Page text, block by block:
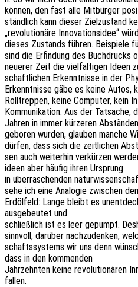
können, den fast alle Mitbür­ger
ständ­lich kann dieser Ziel­zu­stand
„revo­lu­tio­nä­re Inno­va­ti­ons­idee“
dieses Zustands führen. Beispie­le
sind die Erfin­dung des Buch­drucks
neue­rer Zeit die viel­fäl­ti­gen Ideen
schaft­li­chen Erkennt­nis­se in der
Erkennt­nis­se gäbe es keine Autos,
Roll­trep­pen, keine Compu­ter, kein
Kommu­ni­ka­ti­on. Aus der Tatsa­che,
Jahren in immer kürze­ren
gebo­ren wurden, glau­ben manche
dürfen, dass sich die zeit­li­chen
sen auch weiter­hin verkür­zen
ideen aber häufig ihren Ursprung
in über­ra­schen­den
sehe ich eine Analo­gie zwischen
Erdöl­feld: Lange bleibt es
ausge­beu­tet und
schließ­lich ist es leer gepumpt.
sinn­voll, darüber nach­zu­den­ken,
schafts­sys­tems wir uns denn
dass in den kommenden
Jahr­zehn­ten keine revo­lu­tio­nä­ren
fallen.